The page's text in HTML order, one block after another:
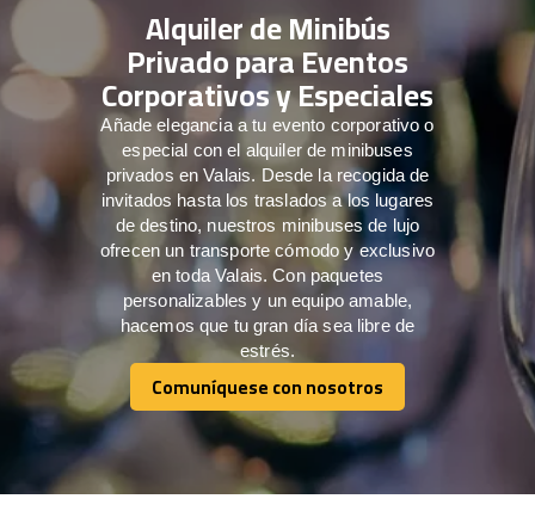
Alquiler de Minibús
Privado para Eventos
Corporativos y Especiales
Añade elegancia a tu evento corporativo o
especial con el alquiler de minibuses
privados en Valais. Desde la recogida de
invitados hasta los traslados a los lugares
de destino, nuestros minibuses de lujo
ofrecen un transporte cómodo y exclusivo
en toda Valais. Con paquetes
personalizables y un equipo amable,
hacemos que tu gran día sea libre de
estrés.
Comuníquese con nosotros
Comuníquese con nosotros